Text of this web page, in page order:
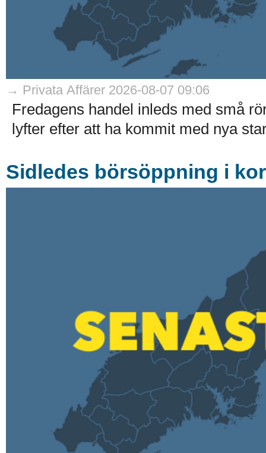
→ Privata Affärer 2026-08-07 09:06
Fredagens handel inleds med små
lyfter efter att ha kommit med nya
Sidledes börsöppning i